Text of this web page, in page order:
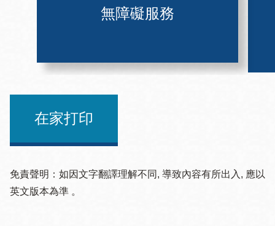
無障礙服務
在家打印
免責聲明：如因文字翻譯理解不同, 導致內容有所出入, 應以
英文版本為準 。